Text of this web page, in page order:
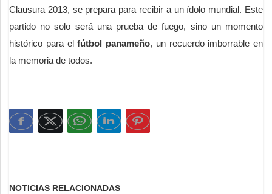
Clausura 2013, se prepara para recibir a un ídolo mundial. Este
partido no solo será una prueba de fuego, sino un momento
histórico para elfútbol panameño, un recuerdo imborrable en
la memoria de todos.
NOTICIAS RELACIONADAS